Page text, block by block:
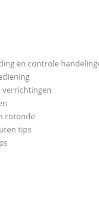
en controle
verrichtingen
rotonde
tips